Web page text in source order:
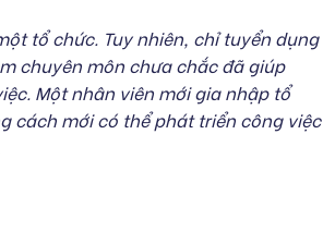
tổ chức. Tuy nhiên, chỉ tuyển dụng
chuyên môn chưa chắc đã giúp
Một nhân viên mới gia nhập tổ
cách mới có thể phát triển công việc